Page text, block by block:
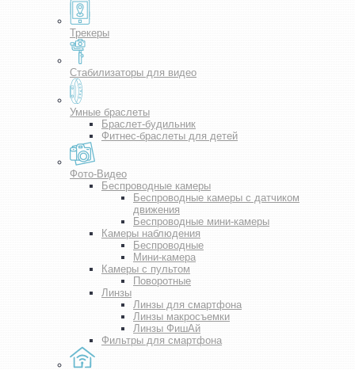
Трекеры
Стабилизаторы для видео
Умные браслеты
Браслет-будильник
Фитнес-браслеты для детей
Фото-Видео
Беспроводные камеры
Беспроводные камеры с датчиком
движения
Беспроводные мини-камеры
Камеры наблюдения
Беспроводные
Мини-камера
Камеры с пультом
Поворотные
Линзы
Линзы для смартфона
Линзы макросъемки
Линзы ФишАй
Фильтры для смартфона